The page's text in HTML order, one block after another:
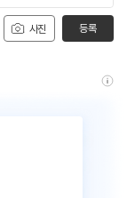
사진 등록